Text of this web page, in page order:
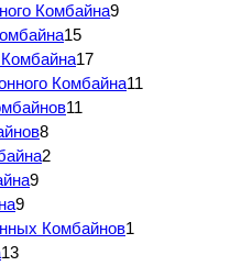
Комбайна9
15
Комбайна17
Комбайна11
11
8
2
9
9
Комбайнов1
13